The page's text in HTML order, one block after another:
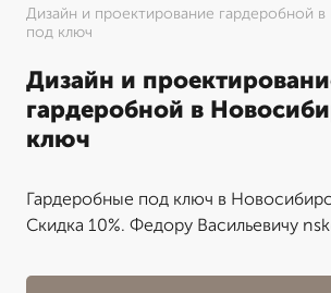
Дизайн и проектирование гардеробной
под ключ
Дизайн и
гардеробной в
ключ
Гардеробные под ключ в
Скидка 10%. Федору Васильевичу